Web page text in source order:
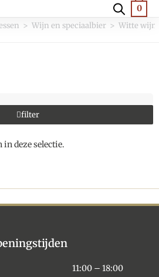
0
> Wijn en speciaalbier > Witte wijn
filter
in deze selectie.
11:00 – 18:00